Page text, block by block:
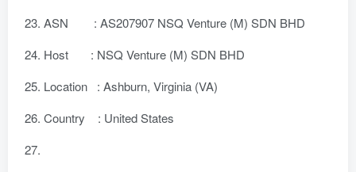
ASN : AS207907 NSQ Venture (M) SDN BHD
Host : NSQ Venture (M) SDN BHD
Location : Ashburn, Virginia (VA)
Country : United States